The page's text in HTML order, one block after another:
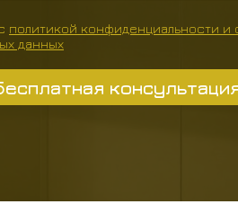
политикой конфиденциальности и
данных